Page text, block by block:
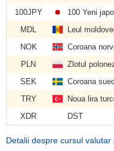
100JPY
100 Yeni
MDL
Leul
NOK
Coroana
PLN
Zlotul
SEK
Coroana
TRY
Noua lira
XDR
DST
Detalii despre cursul valutar